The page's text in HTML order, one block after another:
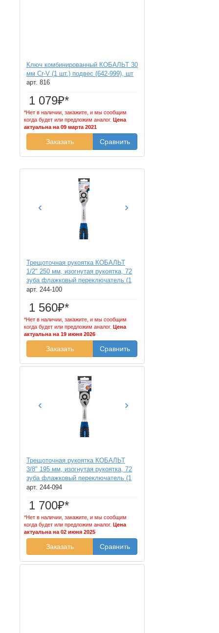
Ключ комбинированный КОБАЛЬТ 30
мм Cr-V (1 шт.) подвес (642-999), шт
арт. 816
1 079₽*
*Нет в наличии, закажите, и мы сообщим
когда будет или предложим аналог. Цена
актуальна на 09 марта 2021
Заказать Сравнить
‹ ›
Трещоточная рукоятка КОБАЛЬТ
1/2" 250 мм, изогнутая рукоятка, 72
зуба флажковый переключатель (1
шт.) подвес (250 мм, изогнутая
переключатель 1 шт. подвес)
арт. 244-100
1 560₽*
*Нет в наличии, закажите, и мы сообщим
когда будет или предложим аналог. Цена
актуальна на 19 июня 2026
Заказать Сравнить
‹ ›
Трещоточная рукоятка КОБАЛЬТ
3/8" 195 мм, изогнутая рукоятка, 72
зуба флажковый переключатель (1
шт.) подвес (195 мм, изогнутая
переключатель, 1 шт., подвес)
арт. 244-094
1 700₽*
*Нет в наличии, закажите, и мы сообщим
когда будет или предложим аналог. Цена
актуальна на 02 июня 2025
Заказать Сравнить